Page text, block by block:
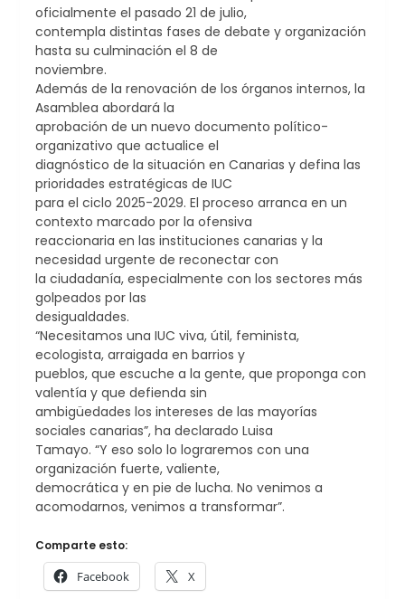
oficialmente el pasado 21 de julio,
contempla distintas fases de debate y organización
hasta su culminación el 8 de
noviembre.
Además de la renovación de los órganos internos, la
Asamblea abordará la
aprobación de un nuevo documento político-
organizativo que actualice el
diagnóstico de la situación en Canarias y defina las
prioridades estratégicas de IUC
para el ciclo 2025-2029. El proceso arranca en un
contexto marcado por la ofensiva
reaccionaria en las instituciones canarias y la
necesidad urgente de reconectar con
la ciudadanía, especialmente con los sectores más
golpeados por las
desigualdades.
“Necesitamos una IUC viva, útil, feminista,
ecologista, arraigada en barrios y
pueblos, que escuche a la gente, que proponga con
valentía y que defienda sin
ambigüedades los intereses de las mayorías
sociales canarias”, ha declarado Luisa
Tamayo. “Y eso solo lo lograremos con una
organización fuerte, valiente,
democrática y en pie de lucha. No venimos a
acomodarnos, venimos a transformar”.
Comparte esto:
Facebook X